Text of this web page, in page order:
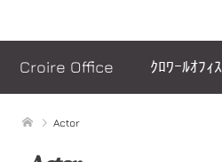
Croire Office ｸﾛﾜｰﾙｵﾌｨｽ
Actor